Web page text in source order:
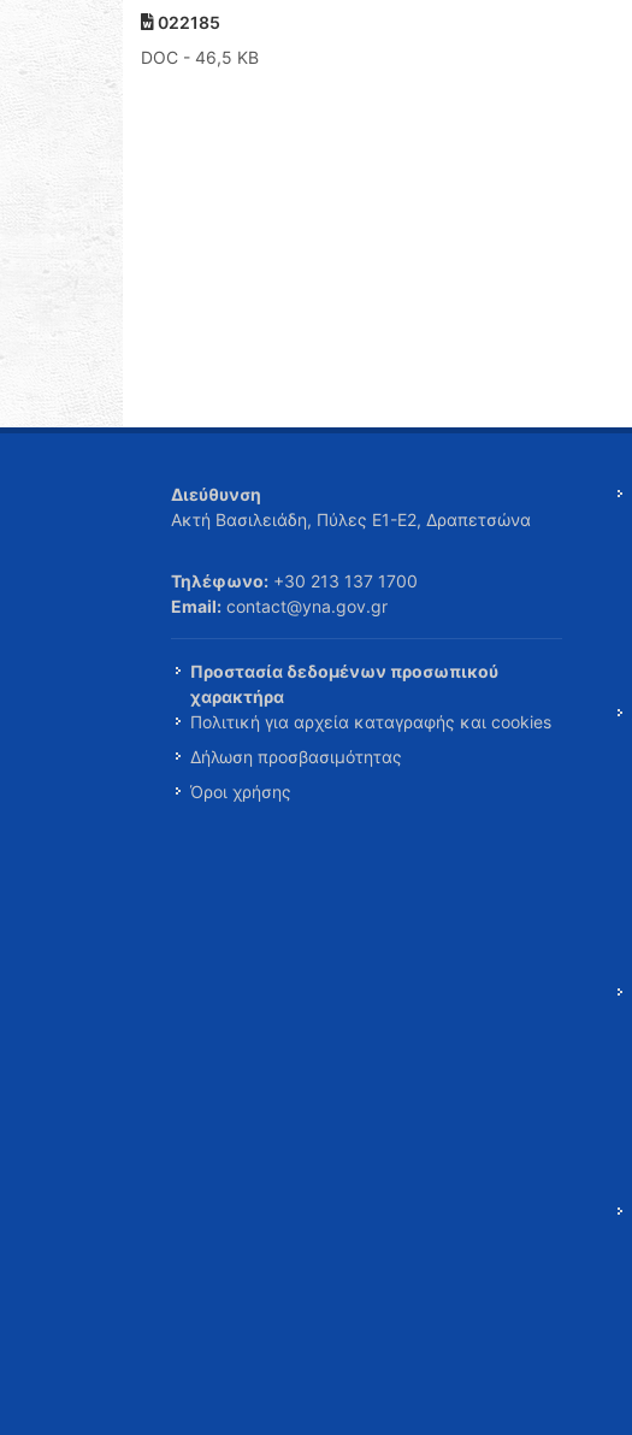
022185
DOC - 46,5 KB
Διεύθυνση
Ακτή Βασιλειάδη, Πύλες Ε1-Ε2, Δραπετσώνα
Τηλέφωνο: +30 213 137 1700
Email: contact@yna.gov.gr
Προστασία δεδομένων προσωπικού
χαρακτήρα
Πολιτική για αρχεία καταγραφής και cookies
Δήλωση προσβασιμότητας
Όροι χρήσης